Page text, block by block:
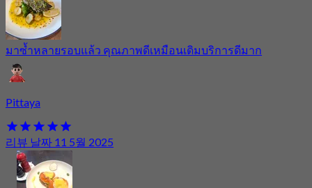
มาซ้ำหลายรอบแล้ว คุณภาพดีเหมือนเดิมบริการดีมาก
Pittaya
리뷰 날짜 11 5월 2025